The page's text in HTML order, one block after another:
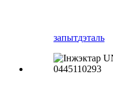
запытдэталь